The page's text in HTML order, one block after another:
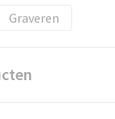
Graveren